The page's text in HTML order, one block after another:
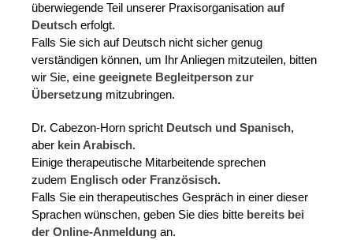
überwiegende Teil unserer Praxisorganisation auf
Deutsch erfolgt.
Falls Sie sich auf Deutsch nicht sicher genug
verständigen können, um Ihr Anliegen mitzuteilen, bitten
wir Sie, eine geeignete Begleitperson zur
Übersetzung mitzubringen.
Dr. Cabezon-Horn spricht Deutsch und Spanisch,
aber kein Arabisch.
Einige therapeutische Mitarbeitende sprechen
zudem Englisch oder Französisch.
Falls Sie ein therapeutisches Gespräch in einer dieser
Sprachen wünschen, geben Sie dies bitte bereits bei
der Online-Anmeldung an.